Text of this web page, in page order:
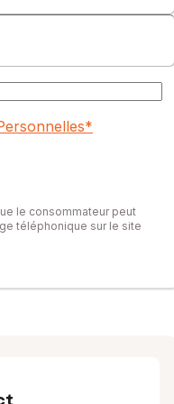
*
le consommateur peut
téléphonique sur le site